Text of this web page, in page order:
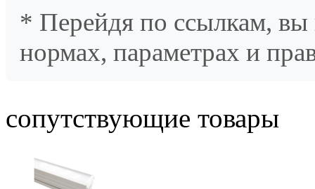
* Перейдя по ссылкам,
нормах, параметрах и
сопутствующие товары